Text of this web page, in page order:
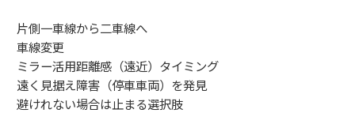
片側一車線から二車線へ
車線変更
ミラー活用距離感（遠近）タイミング
遠く見据え障害（停車車両）を発見
避けれない場合は止まる選択肢